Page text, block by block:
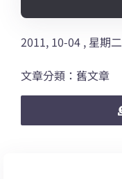
2011, 10-04 , 星期二
文章分類：舊文章